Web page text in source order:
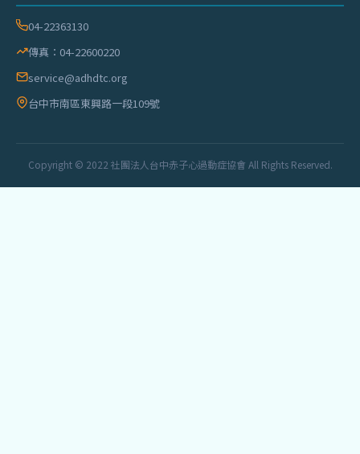
04-22363130
傳真：04-22600220
service@adhdtc.org
台中市南區東興路一段109號
Copyright © 2022 社團法人台中赤子心過動症協會 All Rights Reserved.